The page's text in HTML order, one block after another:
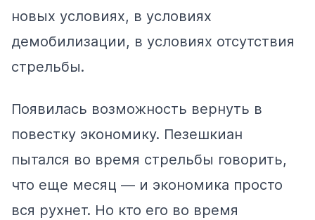
новых условиях, в условиях
демобилизации, в условиях отсутствия
стрельбы.
Появилась возможность вернуть в
повестку экономику. Пезешкиан
пытался во время стрельбы говорить,
что еще месяц — и экономика просто
вся рухнет. Но кто его во время